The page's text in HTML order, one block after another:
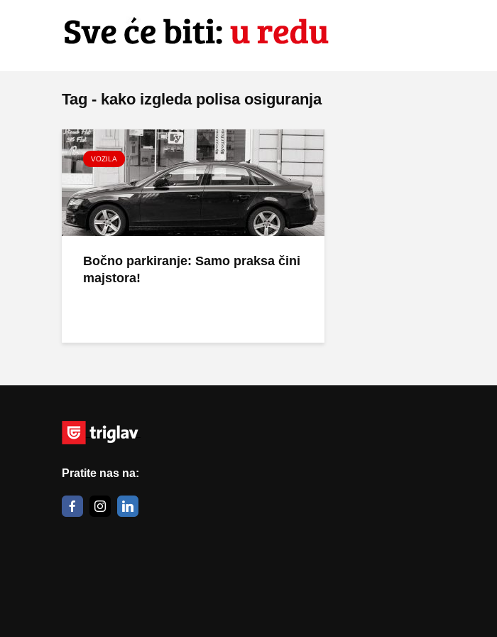
Tag - kako izgleda polisa osiguranja
VOZILA
Bočno parkiranje: Samo praksa čini
majstora!
Pratite nas na: